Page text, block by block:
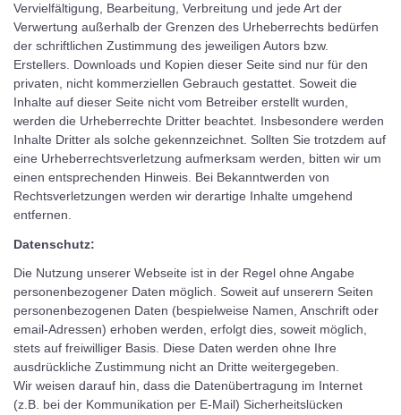
Vervielfältigung, Bearbeitung, Verbreitung und jede Art der
Verwertung außerhalb der Grenzen des Urheberrechts bedürfen
der schriftlichen Zustimmung des jeweiligen Autors bzw.
Erstellers. Downloads und Kopien dieser Seite sind nur für den
privaten, nicht kommerziellen Gebrauch gestattet. Soweit die
Inhalte auf dieser Seite nicht vom Betreiber erstellt wurden,
werden die Urheberrechte Dritter beachtet. Insbesondere werden
Inhalte Dritter als solche gekennzeichnet. Sollten Sie trotzdem auf
eine Urheberrechtsverletzung aufmerksam werden, bitten wir um
einen entsprechenden Hinweis. Bei Bekanntwerden von
Rechtsverletzungen werden wir derartige Inhalte umgehend
entfernen.
Datenschutz:
Die Nutzung unserer Webseite ist in der Regel ohne Angabe
personenbezogener Daten möglich. Soweit auf unserern Seiten
personenbezogenen Daten (bespielweise Namen, Anschrift oder
email-Adressen) erhoben werden, erfolgt dies, soweit möglich,
stets auf freiwilliger Basis. Diese Daten werden ohne Ihre
ausdrückliche Zustimmung nicht an Dritte weitergegeben.
Wir weisen darauf hin, dass die Datenübertragung im Internet
(z.B. bei der Kommunikation per E-Mail) Sicherheitslücken